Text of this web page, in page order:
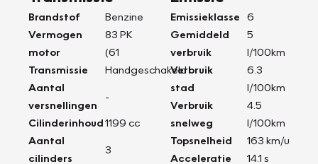
Brandstof
Benzine
Vermogen
motor
83 PK
(61
Transmissie
Handgeschakeld
Aantal
versnellingen
-
Cilinderinhoud1199 cc
Aantal
cilinders
3
Emissieklasse
6
Gemiddeld
verbruik
5
l/100km
Verbruik
stad
6.3
l/100km
Verbruik
snelweg
4.5
l/100km
Topsnelheid
163 km/u
Acceleratie
14.1 s